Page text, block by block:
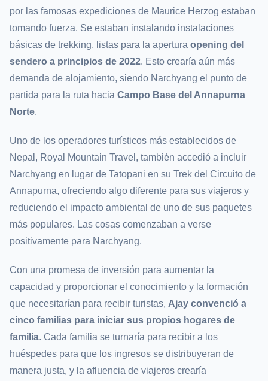
por las famosas expediciones de Maurice Herzog estaban
tomando fuerza. Se estaban instalando instalaciones
básicas de trekking, listas para la apertura opening del
sendero a principios de 2022. Esto crearía aún más
demanda de alojamiento, siendo Narchyang el punto de
partida para la ruta hacia Campo Base del Annapurna
Norte.
Uno de los operadores turísticos más establecidos de
Nepal, Royal Mountain Travel, también accedió a incluir
Narchyang en lugar de Tatopani en su Trek del Circuito de
Annapurna, ofreciendo algo diferente para sus viajeros y
reduciendo el impacto ambiental de uno de sus paquetes
más populares. Las cosas comenzaban a verse
positivamente para Narchyang.
Con una promesa de inversión para aumentar la
capacidad y proporcionar el conocimiento y la formación
que necesitarían para recibir turistas, Ajay convenció a
cinco familias para iniciar sus propios hogares de
familia. Cada familia se turnaría para recibir a los
huéspedes para que los ingresos se distribuyeran de
manera justa, y la afluencia de viajeros crearía